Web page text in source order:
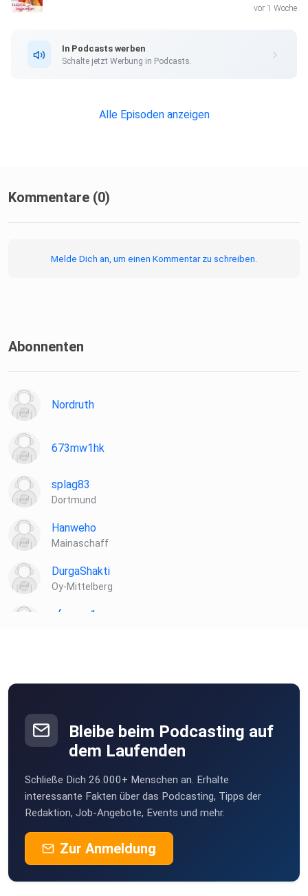
vor 1 Woche
In Podcasts werben
Schalte jetzt Werbung in Podcasts.
Alle Episoden anzeigen
Kommentare (0)
Melde Dich an, um einen Kommentar zu schreiben.
Abonnenten
Nordruth
673mw1hk
splag83
Dortmund
Hanweho
Mainaschaff
DurgaShakti
Oy-Mittelberg
sfsvaaq1
Rocherath
rs8p8grn
Missen
hkw3fwm1
Bleibe beim Podcasting auf
dem Laufenden
Schließe Dich 26.000+ Menschen an. Erhalte
interessante Fakten über das Podcasting, Tipps der
Redaktion, Job-Angebote, Events und mehr.
Zur Anmeldung